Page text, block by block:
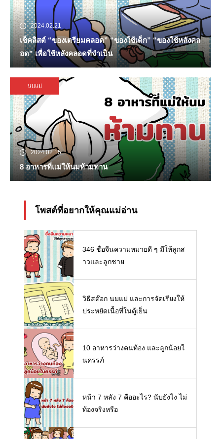
2024.02.21
เช็คลิสต์ “ของเตรียมคลอด” “ของใช้เด็ก” “ของใช้หลังคล
อด” เพื่อใช้หลังคลอดที่จำเป็น
นมแม่
2024.02.15
8 อาหารที่แม่ให้นมห้ามทาน
โพสต์ที่อยากให้คุณแม่อ่าน
346 ชื่อจีนความหมายดี ๆ มีให้ลูกส
าวและลูกชาย
วิธีสต๊อก นมแม่ และการจัดเรียงให้
ประหยัดเนื้อที่ในตู้เย็น
10 อาหารว่างคนท้อง และลูกน้อยใ
นครรภ์
หน้า 7 หลัง 7 คืออะไร? นับยังไง ไม่
ท้องจริงหรือ